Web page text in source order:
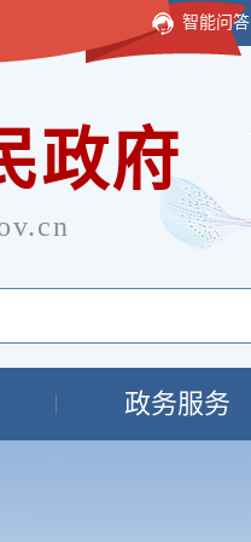
智能问答
政府
政务服务